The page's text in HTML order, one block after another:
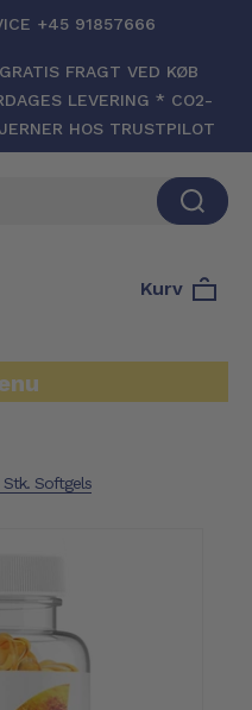
+45 91857666
FRAGT VED KØB
LEVERING * CO2-
HOS TRUSTPILOT
Kurv
Softgels